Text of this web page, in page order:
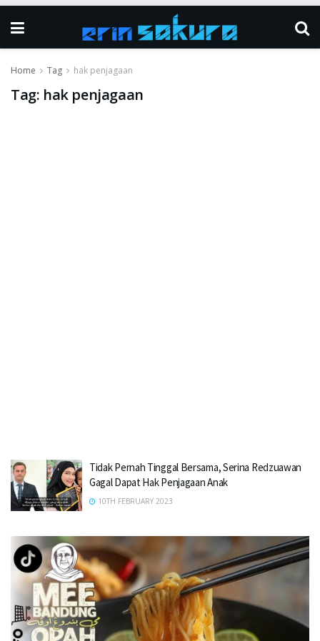
Home Tag hak penjagaan
Tag: hak penjagaan
Tidak Pernah Tinggal Bersama, Serina Redzuawan
Gagal Dapat Hak Penjagaan Anak
10TH FEBRUARY 2023